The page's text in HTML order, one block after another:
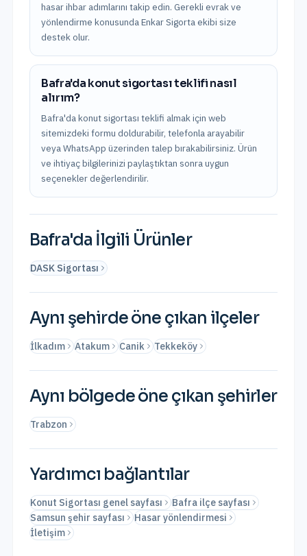
hasar ihbar adımlarını takip edin. Gerekli evrak ve
yönlendirme konusunda Enkar Sigorta ekibi size
destek olur.
Bafra'da konut sigortası teklifi nasıl
alırım?
Bafra'da konut sigortası teklifi almak için web
sitemizdeki formu doldurabilir, telefonla arayabilir
veya WhatsApp üzerinden talep bırakabilirsiniz. Ürün
ve ihtiyaç bilgilerinizi paylaştıktan sonra uygun
seçenekler değerlendirilir.
Bafra'da İlgili Ürünler
DASK Sigortası
Aynı şehirde öne çıkan ilçeler
İlkadım Atakum Canik Tekkeköy
Aynı bölgede öne çıkan şehirler
Trabzon
Yardımcı bağlantılar
Konut Sigortası genel sayfası
Bafra ilçe sayfası
Samsun şehir sayfası
Hasar yönlendirmesi
İletişim